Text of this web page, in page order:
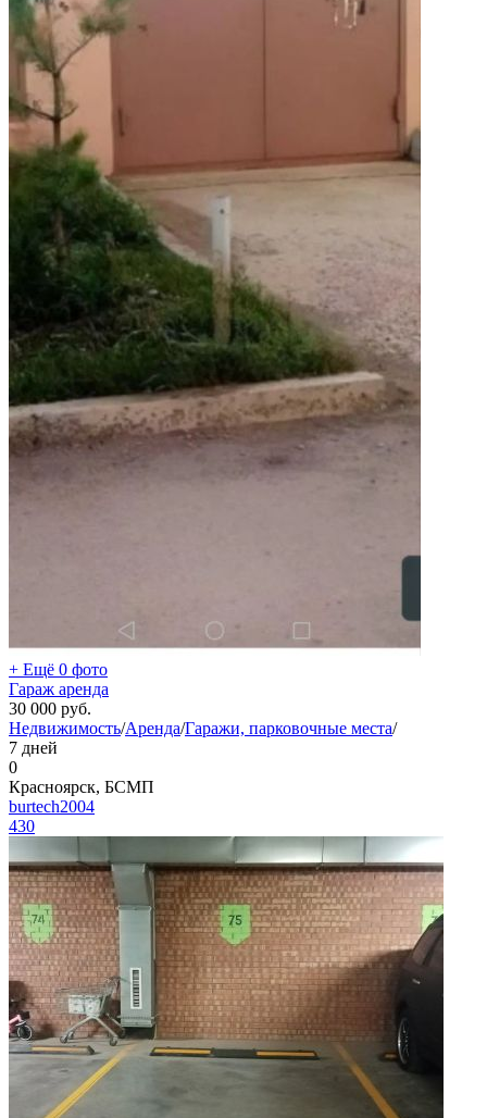
+ Ещё 0 фото
Гараж аренда
30 000 руб.
Недвижимость/Аренда/Гаражи, парковочные места/
7 дней
0
Красноярск, БСМП
burtech2004
430